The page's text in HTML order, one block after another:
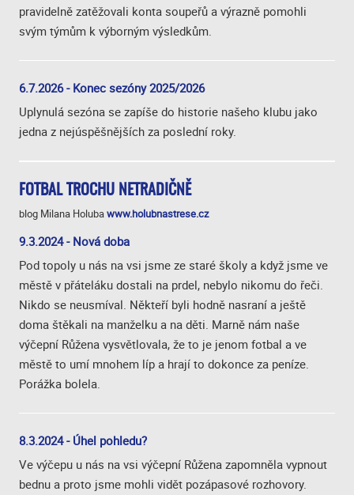
pravidelně zatěžovali konta soupeřů a výrazně pomohli
svým týmům k výborným výsledkům.
6.7.2026 - Konec sezóny 2025/2026
Uplynulá sezóna se zapíše do historie našeho klubu jako
jedna z nejúspěšnějších za poslední roky.
FOTBAL TROCHU NETRADIČNĚ
blog Milana Holubawww.holubnastrese.cz
9.3.2024 - Nová doba
Pod topoly u nás na vsi jsme ze staré školy a když jsme ve
městě v přáteláku dostali na prdel, nebylo nikomu do řeči.
Nikdo se neusmíval. Někteří byli hodně nasraní a ještě
doma štěkali na manželku a na děti. Marně nám naše
výčepní Růžena vysvětlovala, že to je jenom fotbal a ve
městě to umí mnohem líp a hrají to dokonce za peníze.
Porážka bolela.
8.3.2024 - Úhel pohledu?
Ve výčepu u nás na vsi výčepní Růžena zapomněla vypnout
bednu a proto jsme mohli vidět pozápasové rozhovory.